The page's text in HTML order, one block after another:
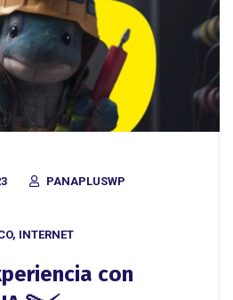
PANAPLUSWP
, INTERNET
con